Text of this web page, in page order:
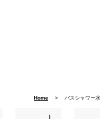
Home > バスシャワー